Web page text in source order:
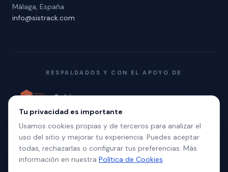
Málaga, España
info@sistrack.com
RESPALDADOS Y CON EL APOYO DE
Gobierno
Aptenisa
Europea
Tu privacidad es importante
Usamos cookies propias y de terceros para analizar el
uso del sitio y mejorar tu experiencia. Puedes aceptar
todas, rechazarlas o configurar tus preferencias. Más
información en nuestra Política de Cookies.